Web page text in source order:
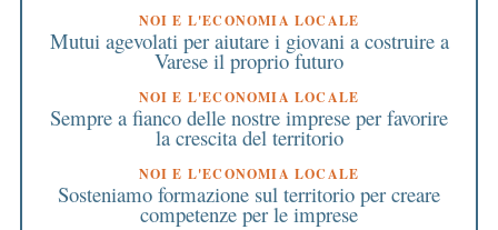
NOI E L'ECONOMIA LOCALE
Mutui agevolati per aiutare i giovani a costruire a
Varese il proprio futuro
NOI E L'ECONOMIA LOCALE
Sempre a fianco delle nostre imprese per favorire
la crescita del territorio
NOI E L'ECONOMIA LOCALE
Sosteniamo formazione sul territorio per creare
competenze per le imprese